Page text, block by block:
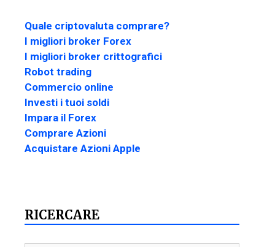
Quale criptovaluta comprare?
I migliori broker Forex
I migliori broker crittografici
Robot trading
Commercio online
Investi i tuoi soldi
Impara il Forex
Comprare Azioni
Acquistare Azioni Apple
RICERCARE